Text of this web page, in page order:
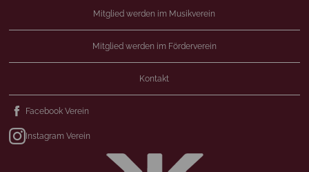
Mitglied werden im Musikverein
Mitglied werden im Förderverein
Kontakt
Facebook Verein
Instagram Verein